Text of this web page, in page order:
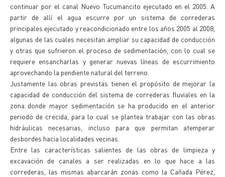
continuar por el canal Nuevo Tucumancito ejecutado en el 2005. A
partir de allí el agua escurre por un sistema de correderas
principales ejecutado y reacondicionado entre los años 2005 al 2008,
algunas de las cuales necesitan ampliar su capacidad de conducción
y otras que sufrieron el proceso de sedimentación, con lo cual se
requiere ensancharlas y generar nuevas líneas de escurrimiento
aprovechando la pendiente natural del terreno.
Justamente las obras previstas tienen el propósito de mejorar la
capacidad de conducción del sistema de correderas fluviales en la
zona donde mayor sedimentación se ha producido en el anterior
periodo de crecida, para lo cual se plantea trabajar con las obras
hidráulicas necesarias, incluso para que permitan atemperar
desbordes hacia localidades vecinas.
Entre las características salientes de las obras de limpieza y
excavación de canales a ser realizadas en lo que hace a las
correderas, las mismas abarcarán zonas como la Cañada Pérez,